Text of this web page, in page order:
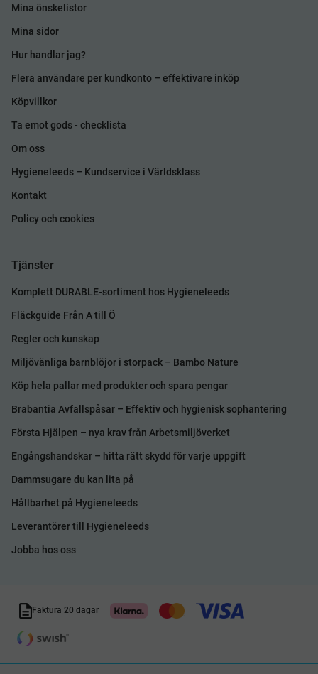
Mina önskelistor
Mina sidor
Hur handlar jag?
Flera användare per kundkonto – effektivare inköp
Köpvillkor
Ta emot gods - checklista
Om oss
Hygieneleeds – Kundservice i Världsklass
Kontakt
Policy och cookies
Tjänster
Komplett DURABLE-sortiment hos Hygieneleeds
Fläckguide Från A till Ö
Regler och kunskap
Miljövänliga barnblöjor i storpack – Bambo Nature
Köp hela pallar med produkter och spara pengar
Brabantia Avfallspåsar – Effektiv och hygienisk sophantering
Första Hjälpen – nya krav från Arbetsmiljöverket
Engångshandskar – hitta rätt skydd för varje uppgift
Dammsugare du kan lita på
Hållbarhet på Hygieneleeds
Leverantörer till Hygieneleeds
Jobba hos oss
Faktura 20 dagar